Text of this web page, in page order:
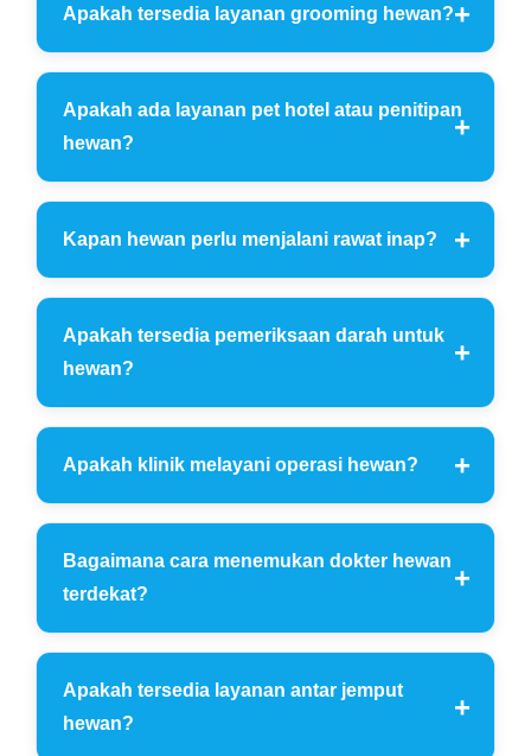
Apakah tersedia layanan grooming hewan?
Apakah ada layanan pet hotel atau penitipan
hewan?
Kapan hewan perlu menjalani rawat inap?
Apakah tersedia pemeriksaan darah untuk
hewan?
Apakah klinik melayani operasi hewan?
Bagaimana cara menemukan dokter hewan
terdekat?
Apakah tersedia layanan antar jemput
hewan?